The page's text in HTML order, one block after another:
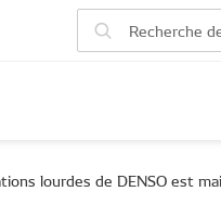
lourdes de DENSO est